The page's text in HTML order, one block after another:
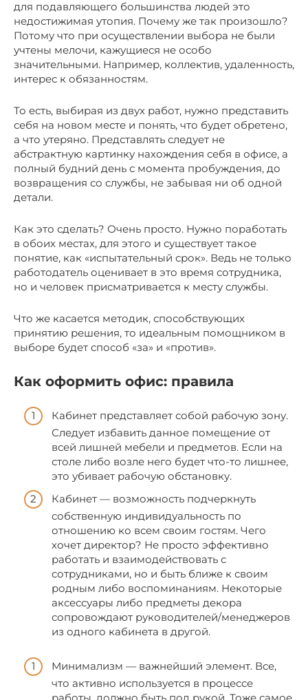
для подавляющего большинства людей это
недостижимая утопия. Почему же так произошло?
Потому что при осуществлении выбора не были
учтены мелочи, кажущиеся не особо
значительными. Например, коллектив, удаленность,
интерес к обязанностям.
То есть, выбирая из двух работ, нужно представить
себя на новом месте и понять, что будет обретено,
а что утеряно. Представлять следует не
абстрактную картинку нахождения себя в офисе, а
полный будний день с момента пробуждения, до
возвращения со службы, не забывая ни об одной
детали.
Как это сделать? Очень просто. Нужно поработать
в обоих местах, для этого и существует такое
понятие, как «испытательный срок». Ведь не только
работодатель оценивает в это время сотрудника,
но и человек присматривается к месту службы.
Что же касается методик, способствующих
принятию решения, то идеальным помощником в
выборе будет способ «за» и «против».
Как оформить офис: правила
Кабинет представляет собой рабочую зону.
Следует избавить данное помещение от
всей лишней мебели и предметов. Если на
столе либо возле него будет что-то лишнее,
это убивает рабочую обстановку.
Кабинет — возможность подчеркнуть
собственную индивидуальность по
отношению ко всем своим гостям. Чего
хочет директор? Не просто эффективно
работать и взаимодействовать с
сотрудниками, но и быть ближе к своим
родным либо воспоминаниям. Некоторые
аксессуары либо предметы декора
сопровождают руководителей/менеджеров
из одного кабинета в другой.
Минимализм — важнейший элемент. Все,
что активно используется в процессе